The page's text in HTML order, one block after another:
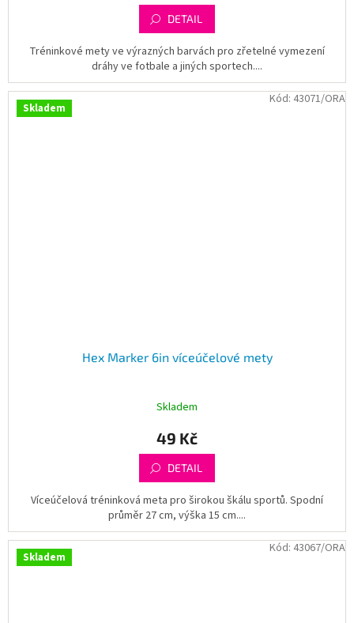
DETAIL
Tréninkové mety ve výrazných barvách pro zřetelné vymezení
dráhy ve fotbale a jiných sportech....
Skladem
Hex Marker 6in víceúčelové mety
Skladem
49 Kč
DETAIL
Víceúčelová tréninková meta pro širokou škálu sportů. Spodní
průměr 27 cm, výška 15 cm....
Kód: 43071/ORA
Skladem
Kód: 43067/ORA